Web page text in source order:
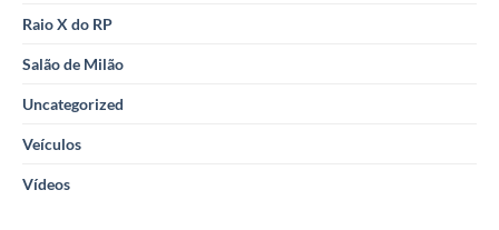
Raio X do RP
Salão de Milão
Uncategorized
Veículos
Vídeos